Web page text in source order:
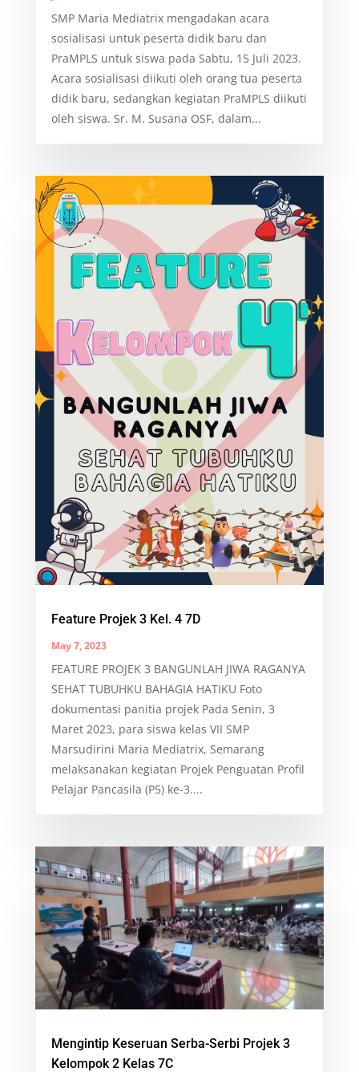
SMP Maria Mediatrix mengadakan acara
sosialisasi untuk peserta didik baru dan
PraMPLS untuk siswa pada Sabtu, 15 Juli 2023.
Acara sosialisasi diikuti oleh orang tua peserta
didik baru, sedangkan kegiatan PraMPLS diikuti
oleh siswa. Sr. M. Susana OSF, dalam...
Feature Projek 3 Kel. 4 7D
May 7, 2023
FEATURE PROJEK 3 BANGUNLAH JIWA RAGANYA
SEHAT TUBUHKU BAHAGIA HATIKU Foto
dokumentasi panitia projek Pada Senin, 3
Maret 2023, para siswa kelas VII SMP
Marsudirini Maria Mediatrix, Semarang
melaksanakan kegiatan Projek Penguatan Profil
Pelajar Pancasila (P5) ke-3....
Mengintip Keseruan Serba-Serbi Projek 3
Kelompok 2 Kelas 7C